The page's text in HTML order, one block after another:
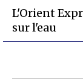
L'Orient
sur l'eau